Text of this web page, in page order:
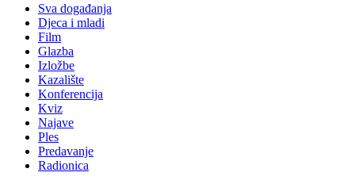
Sva događanja
Djeca i mladi
Film
Glazba
Izložbe
Kazalište
Konferencija
Kviz
Najave
Ples
Predavanje
Radionica